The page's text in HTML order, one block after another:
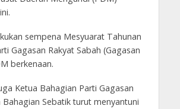
sempena Mesyuarat Tahunan
Gagasan Rakyat Sabah (Gagasan
berkenaan.
Ketua Bahagian Parti Gagasan
Bahagian Sebatik turut menyantuni